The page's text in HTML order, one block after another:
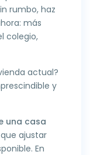
rumbo, haz
más
colegio,
actual?
y
una casa
ajustar
En